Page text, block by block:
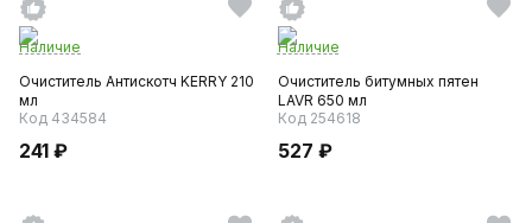
Наличие
Очиститель Антискотч KERRY 210
мл
Код 434584
241 ₽
Наличие
Очиститель битумных пятен
LAVR 650 мл
Код 254618
527 ₽